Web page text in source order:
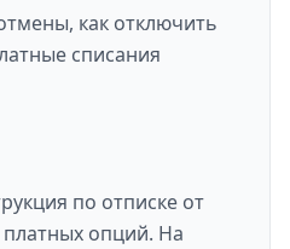
как отключить
списания
по отписке от
платных опций. На